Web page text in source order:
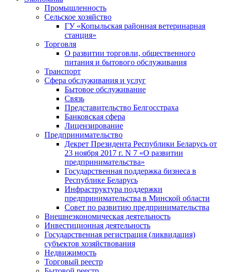
Промышленность
Сельское хозяйство
ГУ «Копыльская районная ветеринарная
станция»
Торговля
О развитии торговли, общественного
питания и бытового обслуживания
Транспорт
Сфера обслуживания и услуг
Бытовое обслуживание
Связь
Представительство Белгосстраха
Банковская сфера
Лицензирование
Предпринимательство
Декрет Президента Республики Беларусь от
23 ноября 2017 г. N 7 «О развитии
предпринимательства»
Государственная поддержка бизнеса в
Республике Беларусь
Инфраструктура поддержки
предпринимательства в Минской области
Совет по развитию предпринимательства
Внешнеэкономическая деятельность
Инвестиционная деятельность
Государственная регистрация (ликвидация)
субъектов хозяйствования
Недвижимость
Торговый реестр